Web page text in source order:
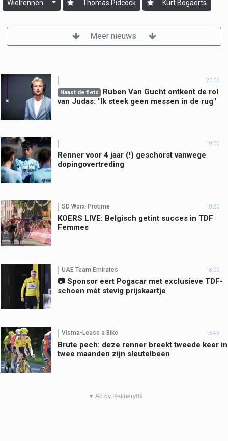
Wielrennen Thomas Pidcock Kurt Bogaerts
Meer nieuws
20:00
Naast de fiets
Ruben Van Gucht ontkent de rol
van Judas: "Ik steek geen messen in de rug"
19:00
Renner voor 4 jaar (!) geschorst vanwege
dopingovertreding
SD Worx-Protime 18:20
KOERS LIVE: Belgisch getint succes in TDF
Femmes
UAE Team Emirates 18:00
📷 Sponsor eert Pogacar met exclusieve TDF-
schoen mét stevig prijskaartje
Visma-Lease a Bike 16:45
Brute pech: deze renner breekt tweede keer in
twee maanden zijn sleutelbeen
▼ Ad by Refinery89